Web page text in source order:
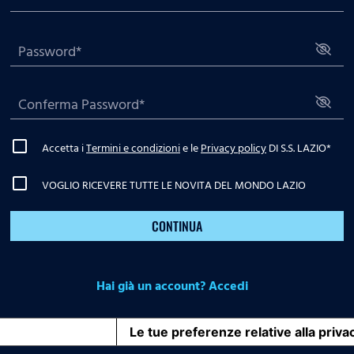
Accetta iTermini e condizionie lePrivacy policyDI S.S. LAZIO*
VOGLIO RICEVERE TUTTE LE NOVITA DEL MONDO LAZIO
CONTINUA
Hai già un account? Accedi
Le tue preferenze relative alla